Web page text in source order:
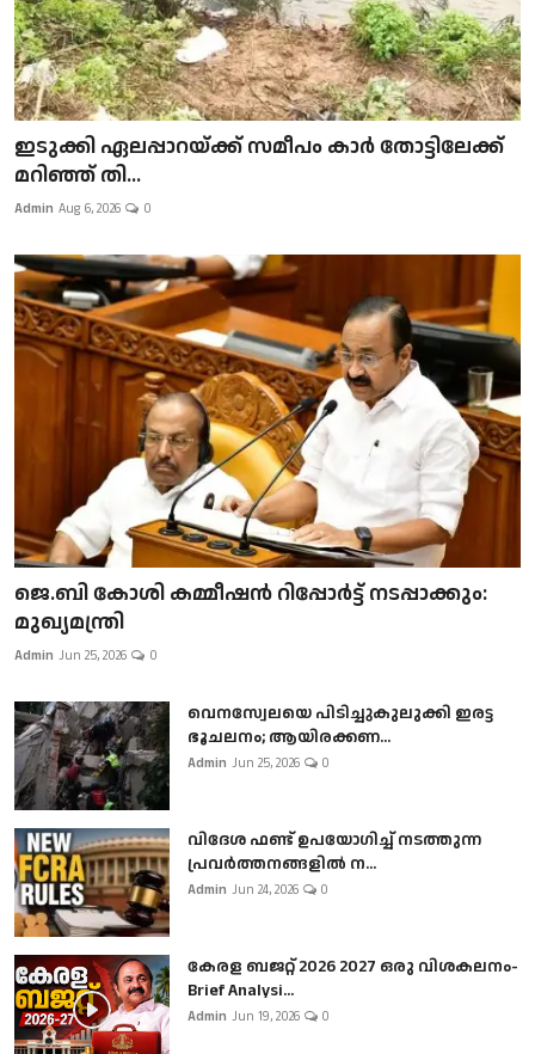
ഇടുക്കി ഏലപ്പാറയ്ക്ക് സമീപം കാർ തോട്ടിലേക്ക്
മറിഞ്ഞ് തി...
Admin Aug 6, 2026 0
ജെ.ബി കോശി കമ്മീഷൻ റിപ്പോർട്ട് നടപ്പാക്കും:
മുഖ്യമന്ത്രി
Admin Jun 25, 2026 0
വെനസ്വേലയെ പിടിച്ചുകുലുക്കി ഇരട്ട
ഭൂചലനം; ആയിരക്കണ...
Admin Jun 25, 2026 0
വിദേശ ഫണ്ട് ഉപയോഗിച്ച് നടത്തുന്ന
പ്രവർത്തനങ്ങളിൽ ന...
Admin Jun 24, 2026 0
കേരള ബജറ്റ് 2026 2027 ഒരു വിശകലനം-
Brief Analysi...
Admin Jun 19, 2026 0